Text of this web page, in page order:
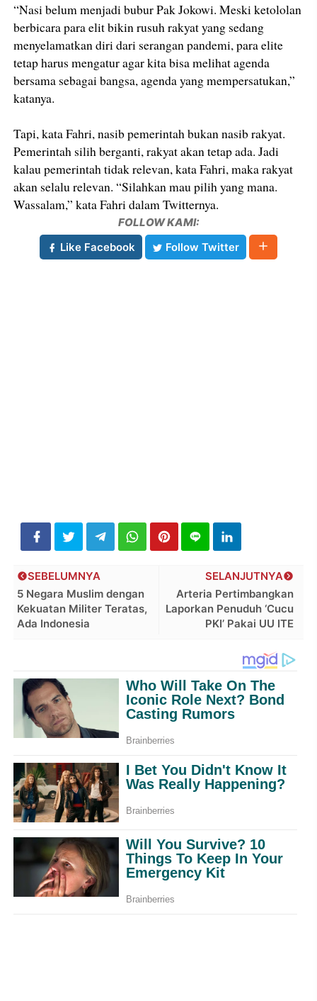
“Nasi belum menjadi bubur Pak Jokowi. Meski ketololan
berbicara para elit bikin rusuh rakyat yang sedang
menyelamatkan diri dari serangan pandemi, para elite
tetap harus mengatur agar kita bisa melihat agenda
bersama sebagai bangsa, agenda yang mempersatukan,”
katanya.
Tapi, kata Fahri, nasib pemerintah bukan nasib rakyat.
Pemerintah silih berganti, rakyat akan tetap ada. Jadi
kalau pemerintah tidak relevan, kata Fahri, maka rakyat
akan selalu relevan. “Silahkan mau pilih yang mana.
Wassalam,” kata Fahri dalam Twitternya.
FOLLOW KAMI:
Like Facebook
Follow Twitter
SELANJUTNYA
Arteria Pertimbangkan
Laporkan Penuduh ‘Cucu
PKI’ Pakai UU ITE
SEBELUMNYA
5 Negara Muslim dengan
Kekuatan Militer Teratas,
Ada Indonesia